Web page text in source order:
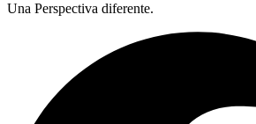
Una Perspectiva diferente.